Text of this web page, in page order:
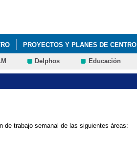
PROYECTOS Y PLANES DE CENTRO
Delphos Educación
de trabajo semanal de las siguientes áreas: